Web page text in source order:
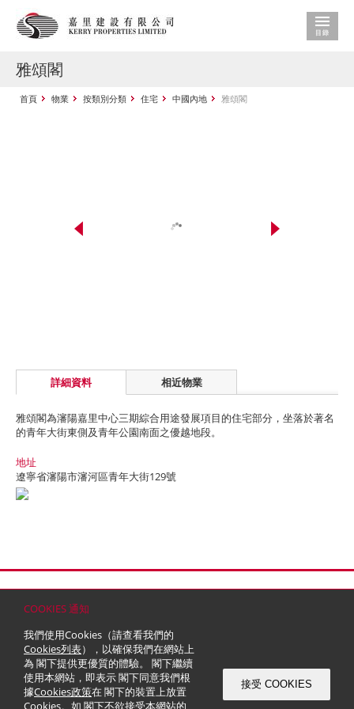
COOKIES 通知
我們使用Cookies（請查看我們的
Cookies列表），以確保我們在網站上
為 閣下提供更優質的體驗。 閣下繼續
使用本網站，即表示 閣下同意我們根
據Cookies政策在 閣下的裝置上放置
Cookies。如 閣下不欲接受本網站的
接受 COOKIES
雅頌閣
首頁 物業 按類別分類 住宅 中國內地 雅頌閣
詳細資料 相近物業
雅頌閣為瀋陽嘉里中心三期綜合用途發展項目的住宅部分，坐落於著名
的青年大街東側及青年公園南面之優越地段。
地址
遼寧省瀋陽市瀋河區青年大街129號
© 2026 嘉里建設有限公司 (於百慕達註冊成立之有限公司)